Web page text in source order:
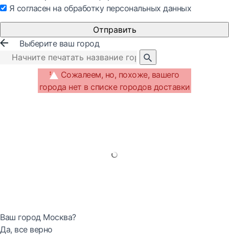
Я согласен на обработку персональных данных
Отправить
Выберите ваш город
Сожалеем, но, похоже, вашего
города нет в списке городов доставки
Ваш город Москва?
Да, все верно